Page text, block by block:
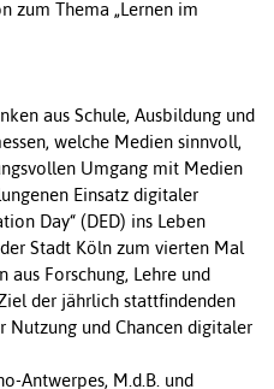
zum Thema „Lernen im
aus Schule, Ausbildung und
welche Medien sinnvoll,
Umgang mit Medien
Einsatz digitaler
Day“ (DED) ins Leben
Stadt Köln zum vierten Mal
Forschung, Lehre und
der jährlich stattfindenden
Nutzung und Chancen digitaler
Antwerpes, M.d.B. und